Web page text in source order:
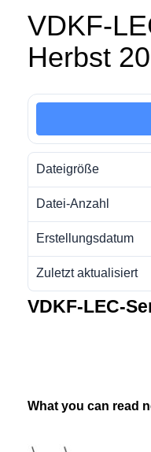
VDKF-
Herbst
Dateigröße
Datei-Anzahl
Erstellungsdatum
Zuletzt aktualisiert
VDKF-LEC-
What you can read